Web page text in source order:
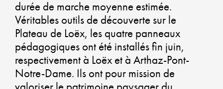
durée de marche moyenne estimée.
Véritables outils de découverte sur le
Plateau de Loëx, les quatre panneaux
pédagogiques ont été installés fin juin,
respectivement à Loëx et à Arthaz-Pont-
Notre-Dame. Ils ont pour mission de